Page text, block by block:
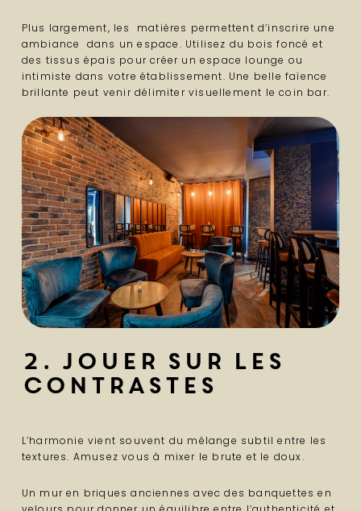
Plus largement, les matières permettent d’inscrire une
ambiance dans un espace. Utilisez du bois foncé et
des tissus épais pour créer un espace lounge ou
intimiste dans votre établissement. Une belle faïence
brillante peut venir délimiter visuellement le coin bar.
2. Jouer sur les
contrastes
L’harmonie vient souvent du mélange subtil entre les
textures. Amusez vous à mixer le brute et le doux.
Un mur en briques anciennes avec des banquettes en